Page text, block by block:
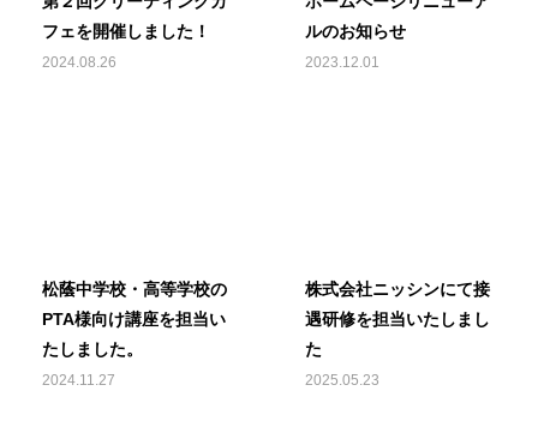
フェを開催しました！
2024.08.26
ルのお知らせ
2023.12.01
松蔭中学校・高等学校の
PTA様向け講座を担当い
たしました。
2024.11.27
株式会社ニッシンにて接
遇研修を担当いたしまし
た
2025.05.23